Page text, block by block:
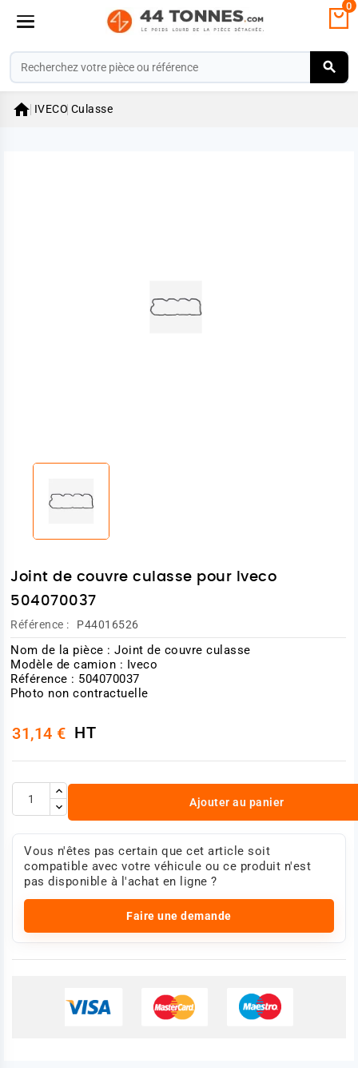
0
 IVECO Culasse
Joint de couvre culasse pour Iveco
504070037
Référence : P44016526
Nom de la pièce : Joint de couvre culasse
Modèle de camion : Iveco
Référence : 504070037
Photo non contractuelle
31,14 € HT
Ajouter au panier
Vous n'êtes pas certain que cet article soit
compatible avec votre véhicule ou ce produit n'est
pas disponible à l'achat en ligne ?
Faire une demande